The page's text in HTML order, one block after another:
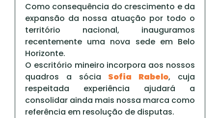
Como consequência do crescimento e da
expansão da nossa atuação por todo o
território nacional, inauguramos
recentemente uma nova sede em Belo
Horizonte.
O escritório mineiro incorpora aos nossos
quadros a sócia Sofia Rabelo, cuja
respeitada experiência ajudará a
consolidar ainda mais nossa marca como
referência em resolução de disputas.